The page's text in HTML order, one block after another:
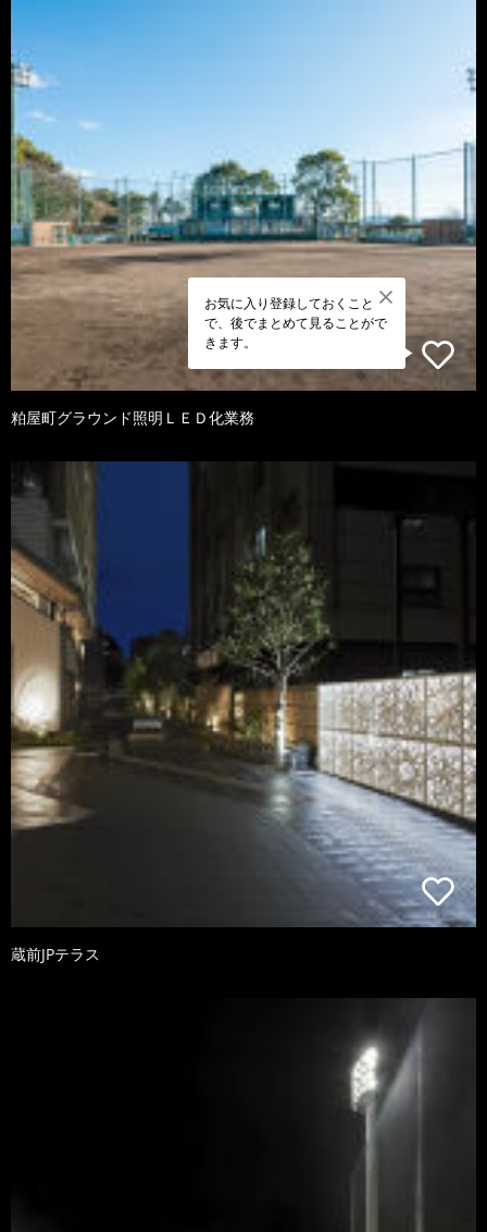
お気に入り登録しておくこと
で、後でまとめて見ることがで
きます。
粕屋町グラウンド照明ＬＥＤ化業務
蔵前JPテラス